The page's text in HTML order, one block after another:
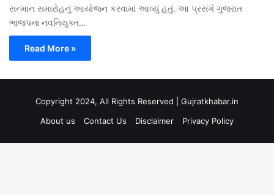
સન્માન સમારોહનું આયોજન કરવામાં આવ્યું હતું. આ પ્રસંગે ગુજરાત
ભાજપના નવનિયુક્ત…
Read More »
Copyright 2024, All Rights Reserved | Gujratkhabar.in
About us
Contact Us Disclaimer Privacy Policy